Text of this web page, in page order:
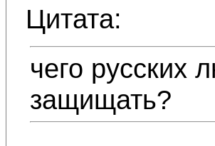
Цитата:
чего русских
защищать?